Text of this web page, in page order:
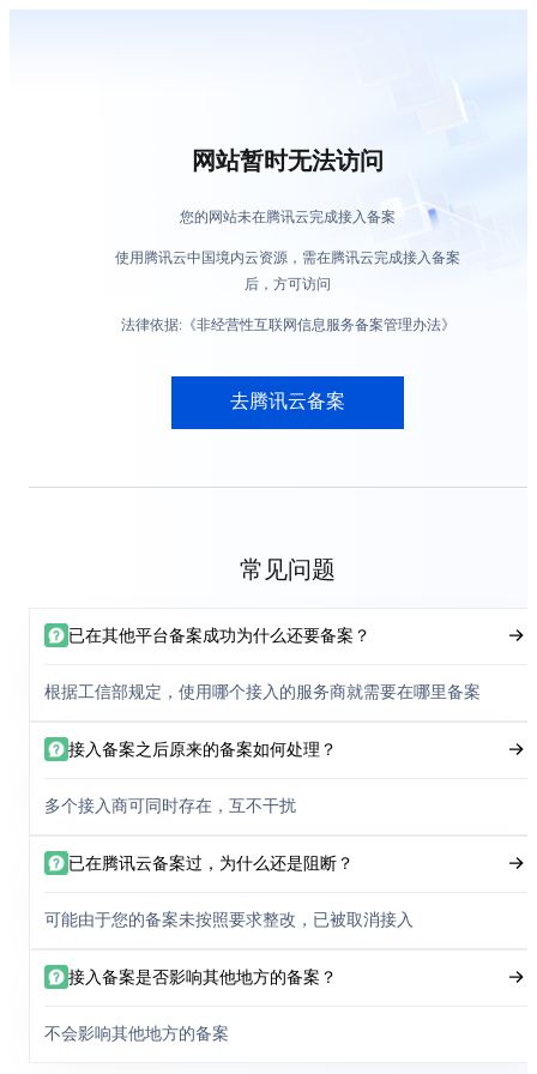
网站暂时无法访问
您的网站未在腾讯云完成接入备案
使用腾讯云中国境内云资源，需在腾讯云完成接入备案
后，方可访问
法律依据:《非经营性互联网信息服务备案管理办法》
去腾讯云备案
常见问题
已在其他平台备案成功为什么还要备案？
根据工信部规定，使用哪个接入的服务商就需要在哪里备案
接入备案之后原来的备案如何处理？
多个接入商可同时存在，互不干扰
已在腾讯云备案过，为什么还是阻断？
可能由于您的备案未按照要求整改，已被取消接入
接入备案是否影响其他地方的备案？
不会影响其他地方的备案